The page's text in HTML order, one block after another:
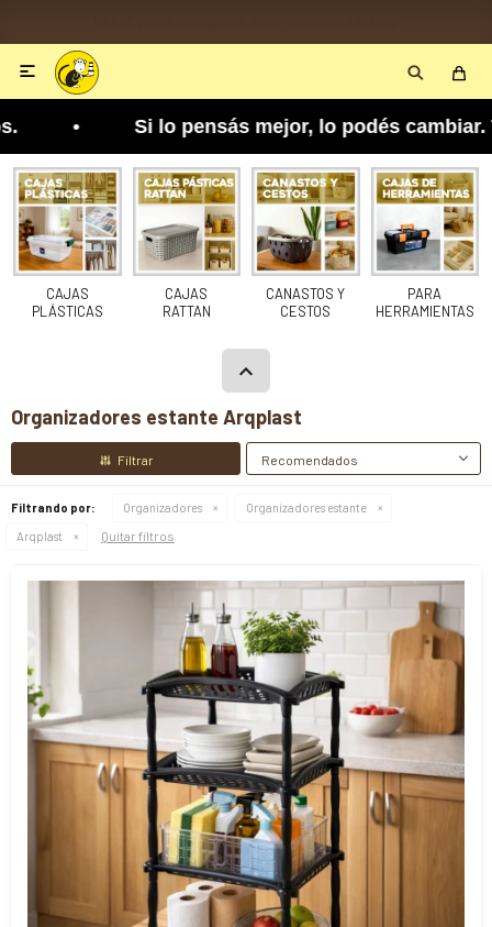

• Si lo pensás mejor, lo podés cambiar.
CAJAS
PLÁSTICAS
CAJAS
RATTAN
CANASTOS Y
CESTOS
PARA
HERRAMIENTAS
Organizadores estante Arqplast
Recomendados
Filtrando por: Organizadores
Organizadores estante
Arqplast
Quitar filtros